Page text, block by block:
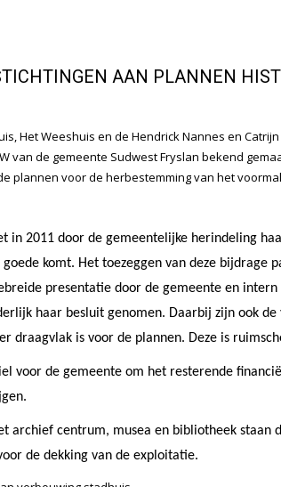
AAN PLANNEN
Het Weeshuis en de Hendrick Nannes en
van de gemeente Sudwest Fryslan bekend
plannen voor de herbestemming van het
in 2011 door de gemeentelijke herindeling
komt. Het toezeggen van deze bijdrage
presentatie door de gemeente en intern
haar besluit genomen. Daarbij zijn ook de
is voor de plannen. Deze is
voor de gemeente om het resterende
archief centrum, musea en bibliotheek staan
de dekking van de exploitatie.